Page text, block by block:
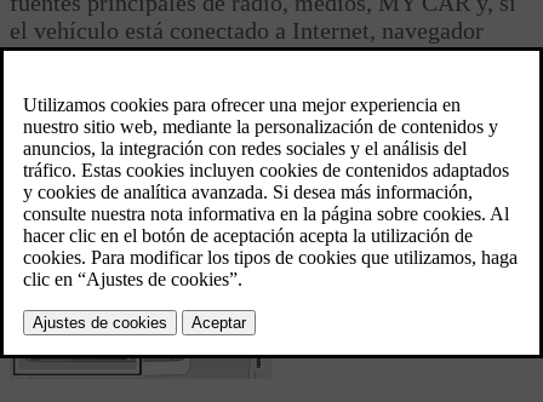
Actualizado 08/06/2023
el vehículo está conectado a Internet, navegador
web. La función asociada se activa después
Asociar favorito